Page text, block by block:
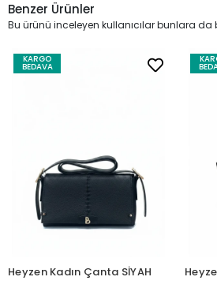
Benzer Ürünler
Bu ürünü inceleyen kullanıcılar bunlara da
KARGO
BEDAVA
Heyzen Kadın Çanta SİYAH